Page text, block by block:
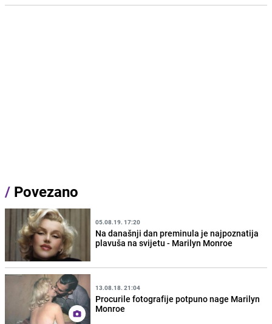
/ Povezano
05.08.19. 17:20
Na današnji dan preminula je najpoznatija
plavuša na svijetu - Marilyn Monroe
13.08.18. 21:04
Procurile fotografije potpuno nage Marilyn
Monroe